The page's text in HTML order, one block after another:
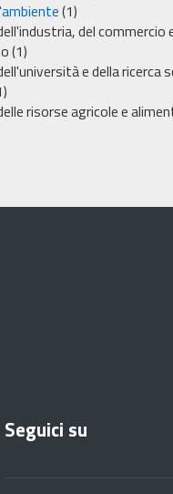
(1)
del commercio
(1)
e della ricerca
risorse agricole e
Seguici su